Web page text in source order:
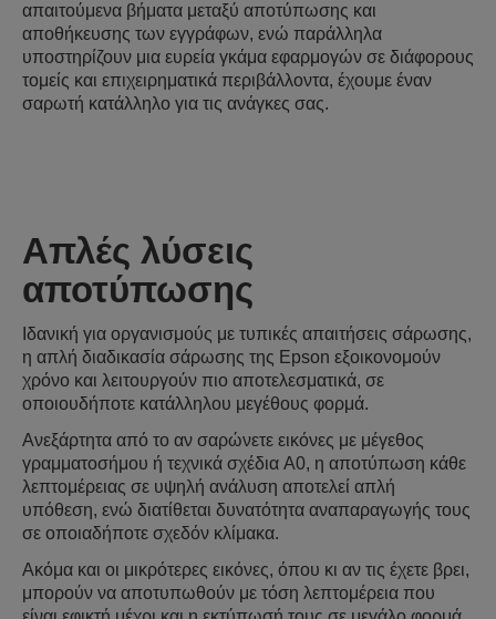
απαιτούμενα βήματα μεταξύ αποτύπωσης και
αποθήκευσης των εγγράφων, ενώ παράλληλα
υποστηρίζουν μια ευρεία γκάμα εφαρμογών σε διάφορους
τομείς και επιχειρηματικά περιβάλλοντα, έχουμε έναν
σαρωτή κατάλληλο για τις ανάγκες σας.
Απλές λύσεις
αποτύπωσης
Ιδανική για οργανισμούς με τυπικές απαιτήσεις σάρωσης,
η απλή διαδικασία σάρωσης της Epson εξοικονομούν
χρόνο και λειτουργούν πιο αποτελεσματικά, σε
οποιουδήποτε κατάλληλου μεγέθους φορμά.
Ανεξάρτητα από το αν σαρώνετε εικόνες με μέγεθος
γραμματοσήμου ή τεχνικά σχέδια A0, η αποτύπωση κάθε
λεπτομέρειας σε υψηλή ανάλυση αποτελεί απλή
υπόθεση, ενώ διατίθεται δυνατότητα αναπαραγωγής τους
σε οποιαδήποτε σχεδόν κλίμακα.
Ακόμα και οι μικρότερες εικόνες, όπου κι αν τις έχετε βρει,
μπορούν να αποτυπωθούν με τόση λεπτομέρεια που